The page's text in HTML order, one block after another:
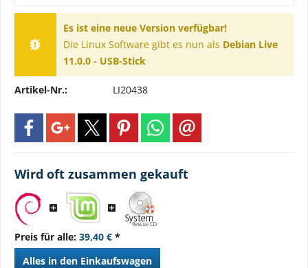
Es ist eine neue Version verfügbar!
Die Linux Software gibt es nun als Debian Live
11.0.0 - USB-Stick
Artikel-Nr.: LI20438
Wird oft zusammen gekauft
Preis für alle: 39,40 € *
Alles in den Einkaufswagen